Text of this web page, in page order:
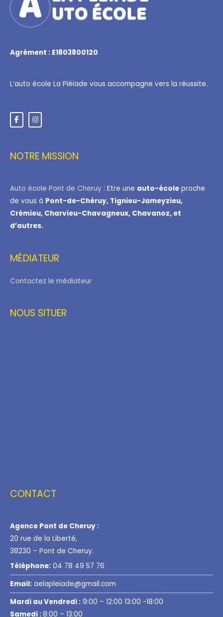
Agrément : E1803800120
L’auto école La Pléiade vous accompagne vers la réussite.
NOTRE MISSION
Auto école Pont de Cheruy : Etre une auto-école proche
de vous à Pont-de-Chéruy, Tignieu-Jameyzieu,
Crémieu, Charvieu-Chavagneux, Chavanoz, et
d’autres.
MÉDIATEUR
Contactez le médiateur
NOUS SITUER
CONTACT
Agence Pont de Cheruy :
20 rue de la Liberté,
38230 – Pont de Cheruy.
Téléphone: 04 78 49 57 76
Email: aelapleiade@gmail.com
Mardi au Vendredi : 9:00 – 12:00 13:00 -18:00
Samedi :8:00 – 13:00